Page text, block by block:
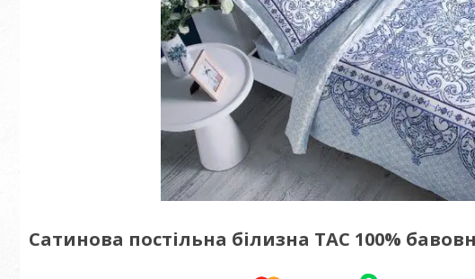
Сатинова постільна білизна TAC 100%